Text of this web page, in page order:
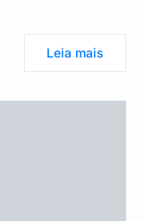
Leia mais